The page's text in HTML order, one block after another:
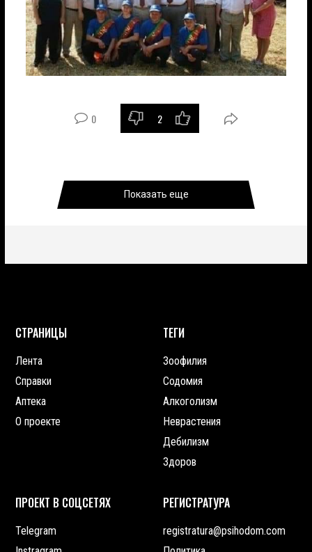
0 2
Показать еще
СТРАНИЦЫ
Лента
Справки
Аптека
О проекте
ТЕГИ
Зоофилия
Содомия
Алкоголизм
Неврастения
Дебилизм
Здоров
ПРОЕКТ В СОЦСЕТЯХ
Telegram
РЕГИСТРАТУРА
registratura@psihodom.com